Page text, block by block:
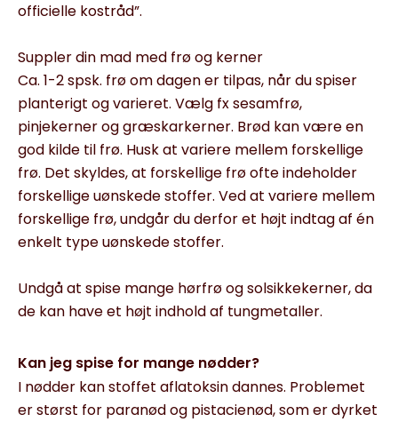
officielle kostråd”.
Suppler din mad med frø og kerner
Ca. 1-2 spsk. frø om dagen er tilpas, når du spiser
planterigt og varieret. Vælg fx sesamfrø,
pinjekerner og græskarkerner. Brød kan være en
god kilde til frø. Husk at variere mellem forskellige
frø. Det skyldes, at forskellige frø ofte indeholder
forskellige uønskede stoffer. Ved at variere mellem
forskellige frø, undgår du derfor et højt indtag af én
enkelt type uønskede stoffer.
Undgå at spise mange hørfrø og solsikkekerner, da
de kan have et højt indhold af tungmetaller.
Kan jeg spise for mange nødder?
I nødder kan stoffet aflatoksin dannes. Problemet
er størst for paranød og pistacienød, som er dyrket